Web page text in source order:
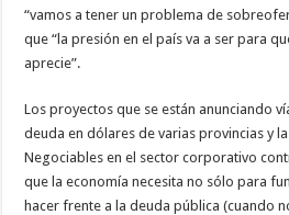
“vamos a tener un problema de
que “la presión en el país va a ser para
aprecie”.
Los proyectos que se están anunciando
deuda en dólares de varias provincias y
Negociables en el sector corporativo
que la economía necesita no sólo para
hacer frente a la deuda pública (cuando